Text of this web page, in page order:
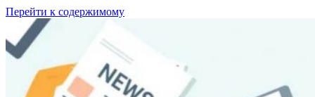
Перейти к содержимому